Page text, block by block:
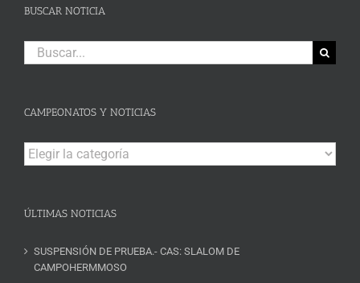
BUSCAR NOTICIA
Buscar:
CAMPEONATOS Y NOTICIAS
Campeonatos
y
ÚLTIMAS NOTICIAS
SUSPENSIÓN DE PRUEBA.- CAS: SLALOM DE
CAMPOHERMMOSO